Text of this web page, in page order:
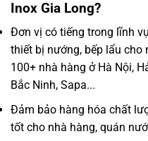
Inox Gia Long?
Đơn vị có tiếng trong lĩnh
thiết bị nướng, bếp lẩu cho
100+ nhà hàng ở Hà Nội,
Bắc Ninh, Sapa...
Đảm bảo hàng hóa chất
tốt cho nhà hàng, quán